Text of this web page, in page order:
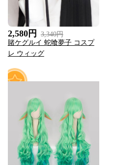
2,580円
3,340円
賭ケグルイ 蛇喰夢子 コスプ
レ ウィッグ